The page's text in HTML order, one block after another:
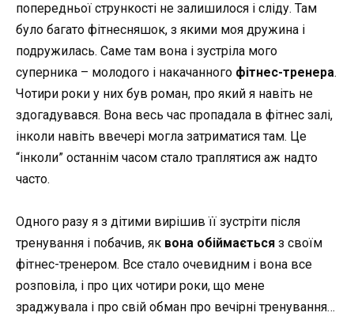
попередньої стрункості не залишилося і сліду. Там
було багато фітнесняшок, з якими моя дружина і
подружилась. Саме там вона і зустріла мого
суперника – молодого і накачанного фітнес-тренера.
Чотири роки у них був роман, про який я навіть не
здогадувався. Вона весь час пропадала в фітнес залі,
інколи навіть ввечері могла затриматися там. Це
“інколи” останнім часом стало траплятися аж надто
часто.
Одного разу я з дітими вирішив її зустріти після
тренування і побачив, як вона обіймається з своїм
фітнес-тренером. Все стало очевидним і вона все
розповіла, і про цих чотири роки, що мене
зраджувала і про свій обман про вечірні тренування…